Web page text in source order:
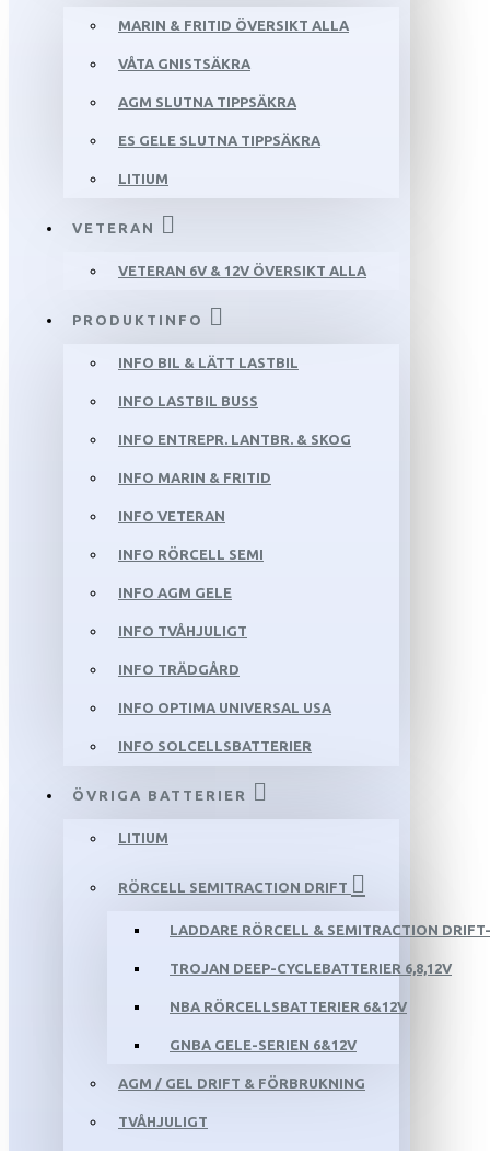
MARIN & FRITID ÖVERSIKT ALLA
VÅTA GNISTSÄKRA
AGM SLUTNA TIPPSÄKRA
ES GELE SLUTNA TIPPSÄKRA
LITIUM
VETERAN
VETERAN 6V & 12V ÖVERSIKT ALLA
PRODUKTINFO
INFO BIL & LÄTT LASTBIL
INFO LASTBIL BUSS
INFO ENTREPR. LANTBR. & SKOG
INFO MARIN & FRITID
INFO VETERAN
INFO RÖRCELL SEMI
INFO AGM GELE
INFO TVÅHJULIGT
INFO TRÄDGÅRD
INFO OPTIMA UNIVERSAL USA
INFO SOLCELLSBATTERIER
ÖVRIGA BATTERIER
LITIUM
RÖRCELL SEMITRACTION DRIFT
LADDARE RÖRCELL & SEMITRACTION
TROJAN DEEP-CYCLEBATTERIER 6,8,12V
NBA RÖRCELLSBATTERIER 6&12V
GNBA GELE-SERIEN 6&12V
AGM / GEL DRIFT & FÖRBRUKNING
TVÅHJULIGT